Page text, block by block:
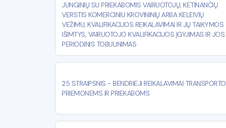
JUNGINIŲ SU PRIEKABOMIS VAIRUOTOJŲ, KETINANČIŲ
VERSTIS KOMERCINIU KROVININIŲ ARBA KELEIVIŲ
VEŽIMU, KVALIFIKACIJOS REIKALAVIMAI IR JŲ TAIKYMOS
IŠIMTYS, VAIRUOTOJO KVALIFIKACIJOS ĮGYJIMAS IR JOS
PERIODINIS TOBULINIMAS
25 STRAIPSNIS - BENDRIEJI REIKALAVIMAI TRANSPORTO
PRIEMONĖMS IR PRIEKABOMS